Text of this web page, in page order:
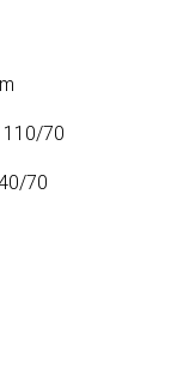
110/70
70